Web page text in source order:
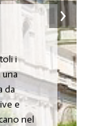
i
una
da
e
nel
›